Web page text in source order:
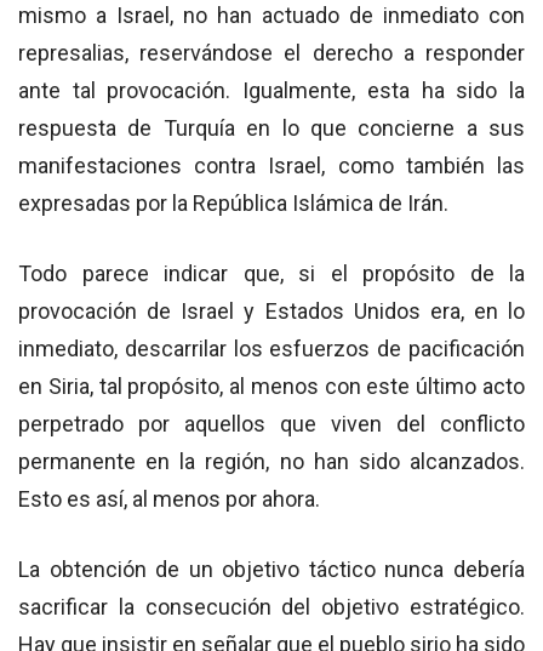
mismo a Israel, no han actuado de inmediato con
represalias, reservándose el derecho a responder
ante tal provocación. Igualmente, esta ha sido la
respuesta de Turquía en lo que concierne a sus
manifestaciones contra Israel, como también las
expresadas por la República Islámica de Irán.
Todo parece indicar que, si el propósito de la
provocación de Israel y Estados Unidos era, en lo
inmediato, descarrilar los esfuerzos de pacificación
en Siria, tal propósito, al menos con este último acto
perpetrado por aquellos que viven del conflicto
permanente en la región, no han sido alcanzados.
Esto es así, al menos por ahora.
La obtención de un objetivo táctico nunca debería
sacrificar la consecución del objetivo estratégico.
Hay que insistir en señalar que el pueblo sirio ha sido